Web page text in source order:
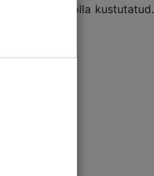
sisu võib olla kustutatud.